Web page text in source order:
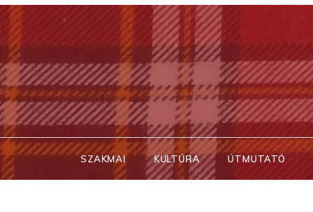
Skip
content
SZAKMAI KULTÚRA ÚTMUTATÓ